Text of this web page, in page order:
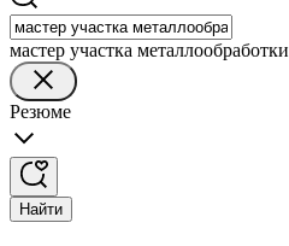
мастер участка металлообработки
Резюме
Найти